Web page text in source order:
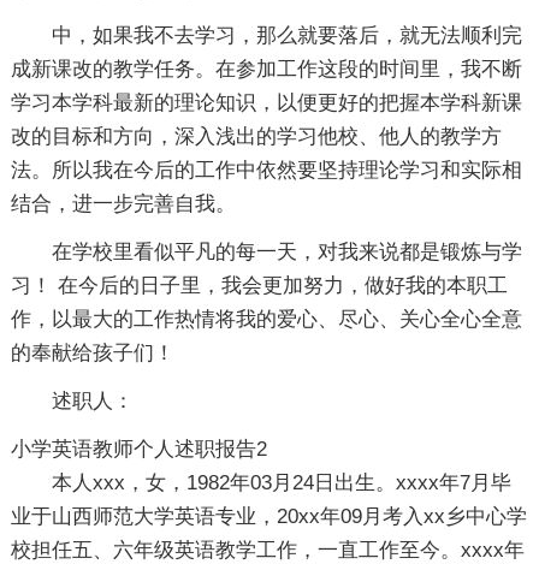
中，如果我不去学习，那么就要落后，就无法顺利完
成新课改的教学任务。在参加工作这段的时间里，我不断
学习本学科最新的理论知识，以便更好的把握本学科新课
改的目标和方向，深入浅出的学习他校、他人的教学方
法。所以我在今后的工作中依然要坚持理论学习和实际相
结合，进一步完善自我。
在学校里看似平凡的每一天，对我来说都是锻炼与学
习！ 在今后的日子里，我会更加努力，做好我的本职工
作，以最大的工作热情将我的爱心、尽心、关心全心全意
的奉献给孩子们！
述职人：
小学英语教师个人述职报告2
本人xxx，女，1982年03月24日出生。xxxx年7月毕
业于山西师范大学英语专业，20xx年09月考入xx乡中心学
校担任五、六年级英语教学工作，一直工作至今。xxxx年